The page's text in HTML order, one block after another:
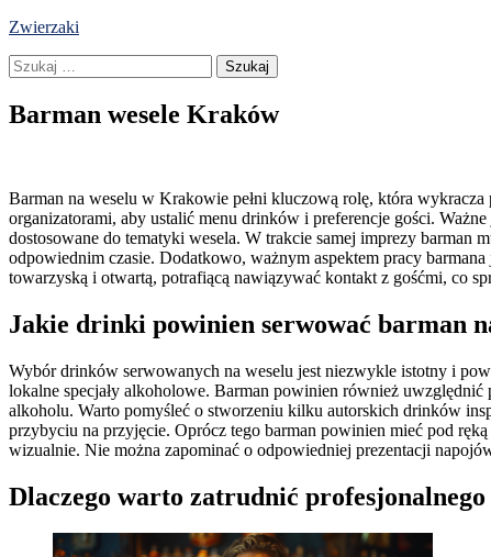
Skip
content
Zwierzaki
Szukaj:
Barman wesele Kraków
Barman na weselu w Krakowie pełni kluczową rolę, która wykracza
organizatorami, aby ustalić menu drinków i preferencje gości.
dostosowane do tematyki wesela. W trakcie samej imprezy
odpowiednim czasie. Dodatkowo, ważnym aspektem pracy
towarzyską i otwartą, potrafiącą nawiązywać kontakt z gośćmi, co
Jakie drinki powinien serwować barman
Wybór drinków serwowanych na weselu jest niezwykle istotny i
lokalne specjały alkoholowe. Barman powinien również
alkoholu. Warto pomyśleć o stworzeniu kilku autorskich drinków
przybyciu na przyjęcie. Oprócz tego barman powinien mieć pod
wizualnie. Nie można zapominać o odpowiedniej prezentacji
Dlaczego warto zatrudnić profesjonalnego